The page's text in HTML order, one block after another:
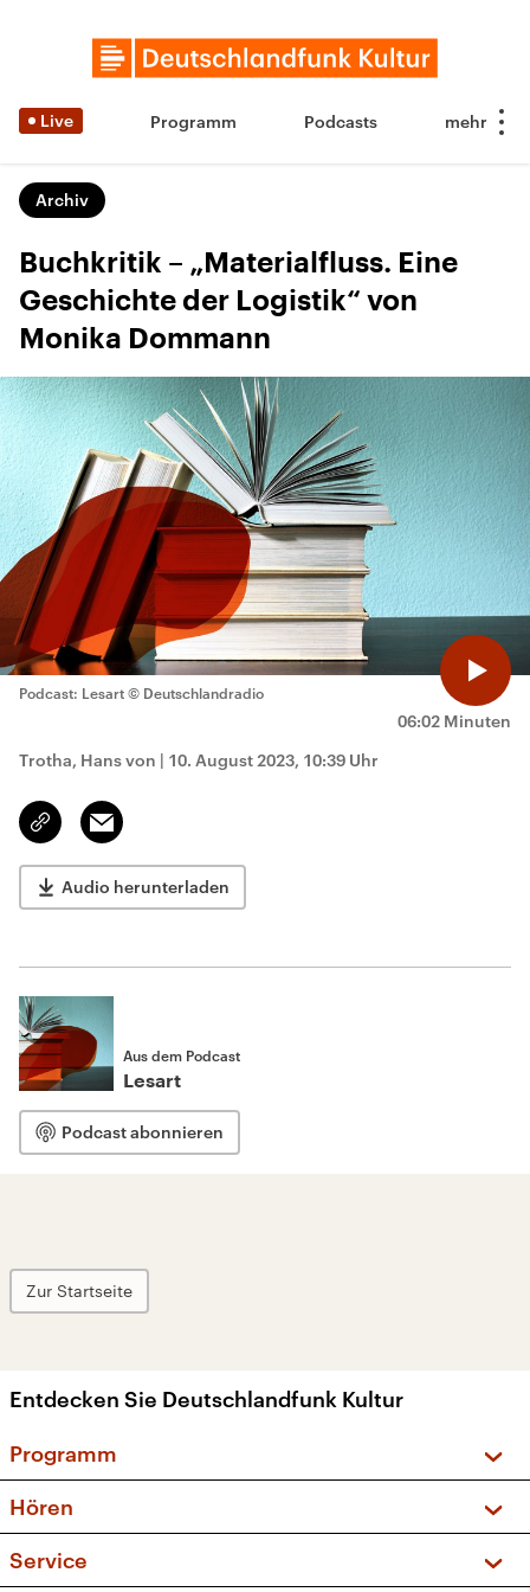
Live Programm Podcasts
Archiv
Buchkritik – „Materialfluss. Eine
Geschichte der Logistik“ von
Monika Dommann
06:02 Minuten
Podcast: Lesart © Deutschlandradio
Trotha, Hans von | 10. August 2023, 10:39 Uhr
Link
kopieren/teilen
Email
Audio herunterladen
Aus dem Podcast
Lesart
Podcast abonnieren
Zur Startseite
Entdecken Sie Deutschlandfunk Kultur
Programm
Sendungen und Podcasts
Musikliste
Hören
Service